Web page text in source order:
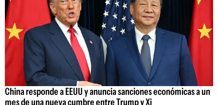
China responde a EEUU y anuncia sanciones económicas a un
mes de una nueva cumbre entre Trump y Xi